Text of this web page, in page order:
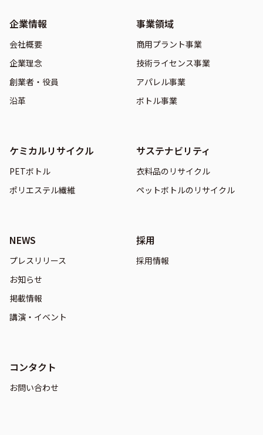
企業情報
会社概要
企業理念
創業者・役員
沿革
事業領域
商用プラント事業
技術ライセンス事業
アパレル事業
ボトル事業
ケミカルリサイクル
PETボトル
ポリエステル繊維
サステナビリティ
衣料品のリサイクル
ペットボトルのリサイクル
NEWS
プレスリリース
お知らせ
掲載情報
講演・イベント
採用
採用情報
コンタクト
お問い合わせ